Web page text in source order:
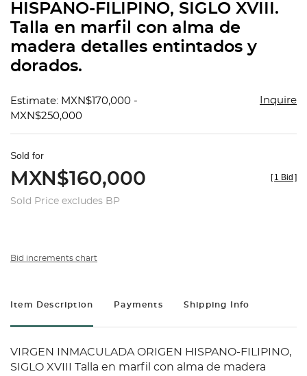
HISPANO-FILIPINO, SIGLO XVIII.
Talla en marfil con alma de
madera detalles entintados y
dorados.
Estimate: MXN$170,000 -
MXN$250,000
Inquire
Sold for
MXN$160,000
Sold Price excludes BP
[ 1 Bid ]
Bid increments chart
Item Description Payments Shipping Info
VIRGEN INMACULADA ORIGEN HISPANO-FILIPINO,
SIGLO XVIII Talla en marfil con alma de madera